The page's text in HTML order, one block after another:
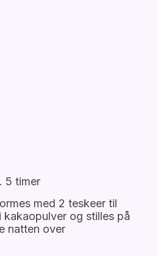
5 timer
med 2 teskeer til
kakaopulver og stilles på
natten over